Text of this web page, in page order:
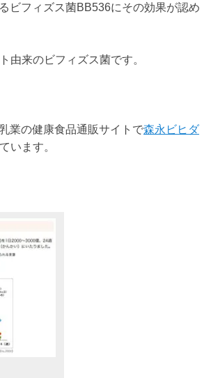
ビフィズス菌BB536にその効果が認め
由来のビフィズス菌です。
業の健康食品通販サイトで森永ビヒダ
います。